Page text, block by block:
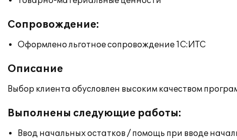
Сопровождение:
Оформлено льготное сопровождение 1С:ИТС
Описание
Выбор клиента обусловлен высоким качеством
Выполнены следующие работы:
Ввод начальных остатков / помощь при вводе